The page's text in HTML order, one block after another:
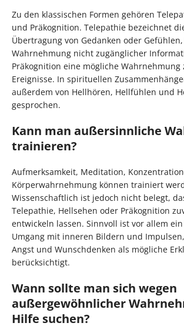
Zu den klassischen Formen gehören
und Präkognition. Telepathie bezeichnet
Übertragung von Gedanken oder
Wahrnehmung nicht zugänglicher
Präkognition eine mögliche
Ereignisse. In spirituellen
außerdem von Hellhören, Hellfühlen und
gesprochen.
Kann man außersinnliche
trainieren?
Aufmerksamkeit, Meditation,
Körperwahrnehmung können trainiert
Wissenschaftlich ist jedoch nicht belegt,
Telepathie, Hellsehen oder Präkognition
entwickeln lassen. Sinnvoll ist vor allem
Umgang mit inneren Bildern und
Angst und Wunschdenken als mögliche
berücksichtigt.
Wann sollte man sich wegen
außergewöhnlicher
Hilfe suchen?